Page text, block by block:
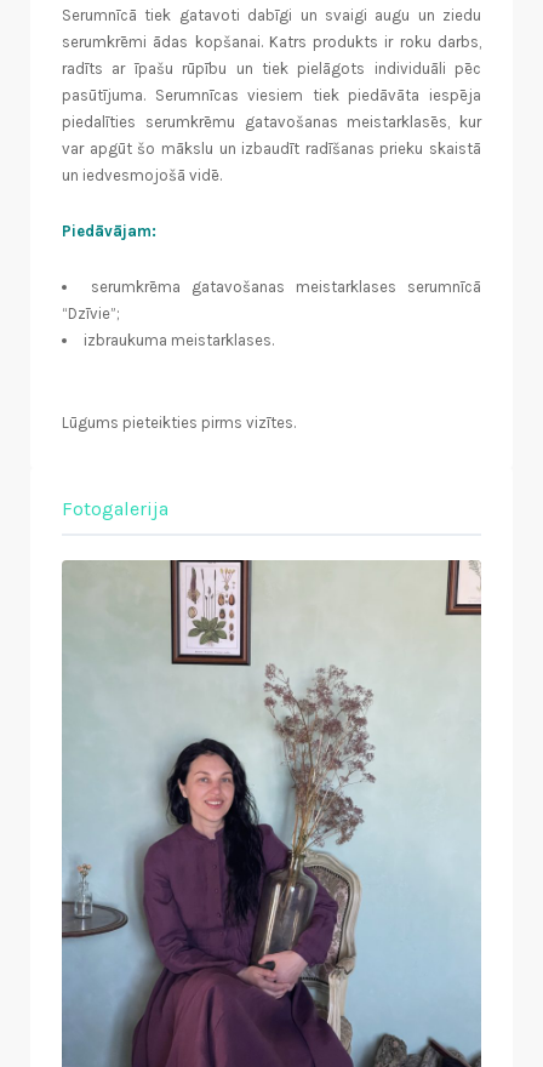
Serumnīcā tiek gatavoti dabīgi un svaigi augu un ziedu
serumkrēmi ādas kopšanai. Katrs produkts ir roku darbs,
radīts ar īpašu rūpību un tiek pielāgots individuāli pēc
pasūtījuma. Serumnīcas viesiem tiek piedāvāta iespēja
piedalīties serumkrēmu gatavošanas meistarklasēs, kur
var apgūt šo mākslu un izbaudīt radīšanas prieku skaistā
un iedvesmojošā vidē.
Piedāvājam:
serumkrēma gatavošanas meistarklases serumnīcā
“Dzīvie”;
izbraukuma meistarklases.
Lūgums pieteikties pirms vizītes.
Fotogalerija